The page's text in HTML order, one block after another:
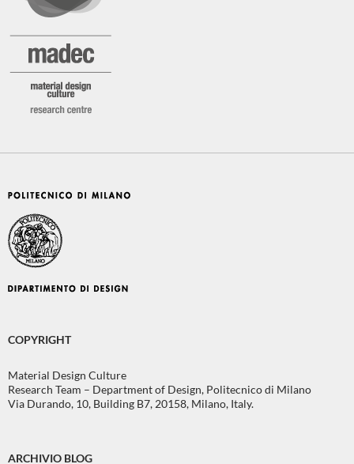
COPYRIGHT
Material Design Culture
Research Team – Department of Design, Politecnico di Milano
Via Durando, 10, Building B7, 20158, Milano, Italy.
ARCHIVIO BLOG